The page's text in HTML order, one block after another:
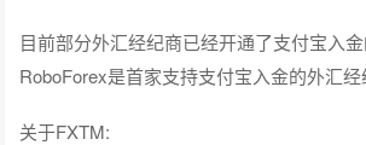
目前部分外汇经纪商已经开通了支付宝入金
RoboForex是首家支持支付宝入金的外汇经
关于FXTM: